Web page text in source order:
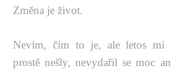
Změna je život.
Nevím, čím to je, ale letos mi
prostě nešly, nevydařil se moc